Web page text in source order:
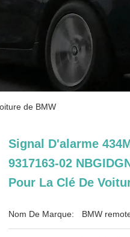
de BMW
Signal D'alarme
9317163-02
Pour La Clé De
Nom De Marque: BMW